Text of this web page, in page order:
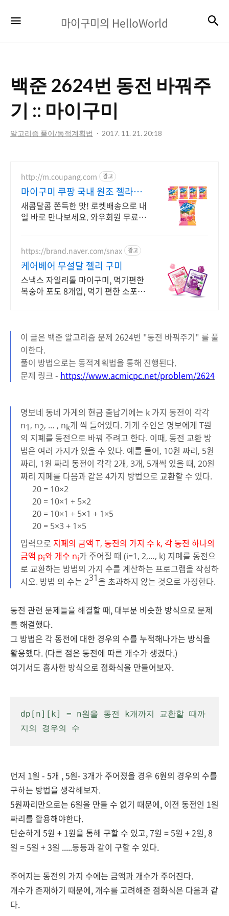
이
의
HelloWorld
마이구미의 HelloWorld
백준 2624번 동전 바꿔주
기 :: 마이구미
알고리즘 풀이/동적계획법 2017. 11. 21. 20:18
http://m.coupang.com 광고
마이구미 쿠팡 국내 원조 젤라틴
젤리
새콤달콤 쫀득한 맛! 로켓배송으로 내
일 바로 만나보세요. 와우회원 무료배
https://brand.naver.com/snax 광고
케어베어 무설달 젤리 구미
스낵스 자일리톨 마이구미, 먹기편한
복숭아 포도 8개입, 먹기 편한 소포장
이 글은 백준 알고리즘 문제 2624번 "동전 바꿔주기" 를 풀
이한다.
풀이 방법으로는 동적계획법을 통해 진행된다.
문제 링크 - https://www.acmicpc.net/problem/2624
명보네 동네 가게의 현금 출납기에는 k 가지 동전이 각각
n1, n2, … , nk개 씩 들어있다. 가게 주인은 명보에게 T원
의 지폐를 동전으로 바꿔 주려고 한다. 이때, 동전 교환 방
법은 여러 가지가 있을 수 있다. 예를 들어, 10원 짜리, 5원
짜리, 1원 짜리 동전이 각각 2개, 3개, 5개씩 있을 때, 20원
짜리 지폐를 다음과 같은 4가지 방법으로 교환할 수 있다.
20 = 10×2
20 = 10×1 + 5×2
20 = 10×1 + 5×1 + 1×5
20 = 5×3 + 1×5
입력으로 지폐의 금액 T, 동전의 가지 수 k, 각 동전 하나의
금액 pi와 개수 ni가 주어질 때 (i=1, 2,…, k) 지폐를 동전으
로 교환하는 방법의 가지 수를 계산하는 프로그램을 작성하
시오. 방법 의 수는 231을 초과하지 않는 것으로 가정한다.
동전 관련 문제들을 해결할 때, 대부분 비슷한 방식으로 문제
를 해결했다.
그 방법은 각 동전에 대한 경우의 수를 누적해나가는 방식을
활용했다. (다른 점은 동전에 따른 개수가 생겼다.)
여기서도 흡사한 방식으로 점화식을 만들어보자.
dp[n][k] = n원을 동전 k개까지 교환할 때까
지의 경우의 수
먼저 1원 - 5개 , 5원- 3개가 주어졌을 경우 6원의 경우의 수를
구하는 방법을 생각해보자.
5원짜리만으로는 6원을 만들 수 없기 때문에, 이전 동전인 1원
짜리를 활용해야한다.
단순하게 5원 + 1원을 통해 구할 수 있고, 7원 = 5원 + 2원, 8
원 = 5원 + 3원 .....등등과 같이 구할 수 있다.
주어지는 동전의 가지 수에는 금액과 개수가 주어진다.
개수가 존재하기 때문에, 개수를 고려해준 점화식은 다음과 같
다.